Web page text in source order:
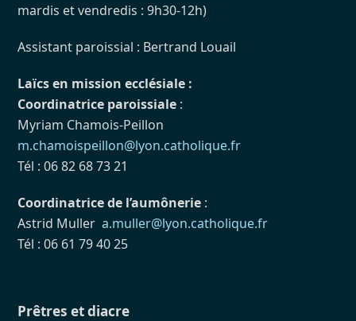
mardis et vendredis : 9h30-12h)
Assistant paroissial : Bertrand Louail
Laïcs en mission ecclésiale :
Coordinatrice paroissiale :
Myriam Chamois-Peillon
m.chamoispeillon@lyon.catholique.fr
Tél : 06 82 68 73 21
Coordinatrice de l’aumônerie :
Astrid Mullera.muller@lyon.catholique.fr
Tél : 06 61 79 40 25
Prêtres et diacre